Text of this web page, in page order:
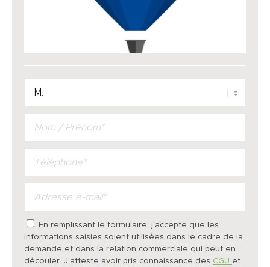
En remplissant le formulaire, j'accepte que les
informations saisies soient utilisées dans le cadre de la
demande et dans la relation commerciale qui peut en
découler. J'atteste avoir pris connaissance des CGU et